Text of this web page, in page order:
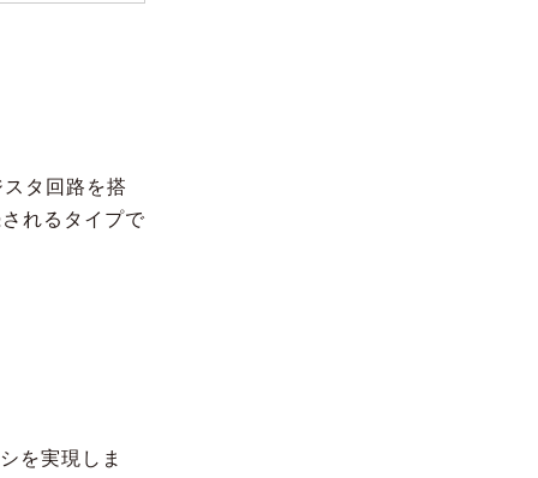
タ回路を搭
れるタイプで
を実現しま